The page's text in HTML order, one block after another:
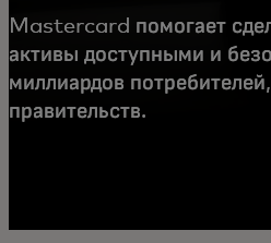
Mastercard помогает
активы доступными и
миллиардов
правительств.